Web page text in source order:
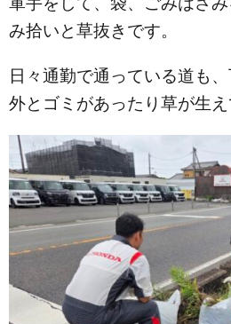
み拾いと草抜きです。
日々通勤で通っている道も
外とゴミがあったり草が生え